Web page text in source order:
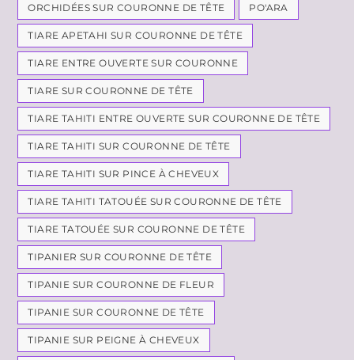
ORCHIDÉES SUR COURONNE DE TÊTE PO'ARA
TIARE APETAHI SUR COURONNE DE TÊTE
TIARE ENTRE OUVERTE SUR COURONNE
TIARE SUR COURONNE DE TÊTE
TIARE TAHITI ENTRE OUVERTE SUR COURONNE DE TÊTE
TIARE TAHITI SUR COURONNE DE TÊTE
TIARE TAHITI SUR PINCE À CHEVEUX
TIARE TAHITI TATOUÉE SUR COURONNE DE TÊTE
TIARE TATOUÉE SUR COURONNE DE TÊTE
TIPANIER SUR COURONNE DE TÊTE
TIPANIE SUR COURONNE DE FLEUR
TIPANIE SUR COURONNE DE TÊTE
TIPANIE SUR PEIGNE À CHEVEUX